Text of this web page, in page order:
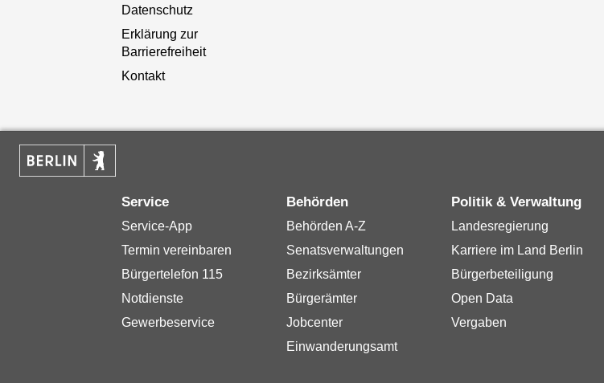
Datenschutz
Erklärung zur
Barrierefreiheit
Kontakt
Service
Service-App
Termin vereinbaren
Bürgertelefon 115
Notdienste
Gewerbeservice
Behörden
Behörden A-Z
Senatsverwaltungen
Bezirksämter
Bürgerämter
Jobcenter
Einwanderungsamt
Politik & Verwaltung
Landesregierung
Karriere im Land Berlin
Bürgerbeteiligung
Open Data
Vergaben